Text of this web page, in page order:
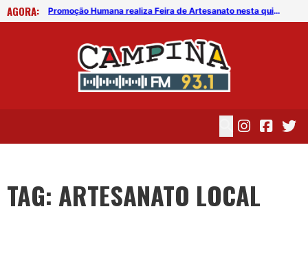
AGORA:
Promoção Humana realiza Feira de Artesanato nesta quinta (4) Promoção Humana realiza Feira de Artesanato nesta quinta (4)
TAG: ARTESANATO LOCAL